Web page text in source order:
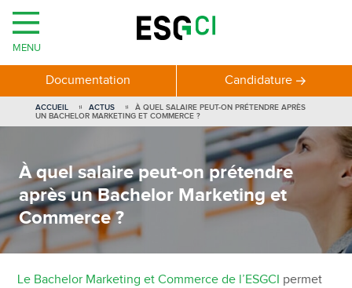
À quel salaire peut-on prétendre
après un Bachelor Marketing et
Commerce ?
ACCUEIL ACTUS
À QUEL SALAIRE PEUT-ON PRÉTENDRE APRÈS
UN BACHELOR MARKETING ET COMMERCE ?
Le Bachelor Marketing et Commerce de l’ESGCI permet
MENU
Documentation Candidature